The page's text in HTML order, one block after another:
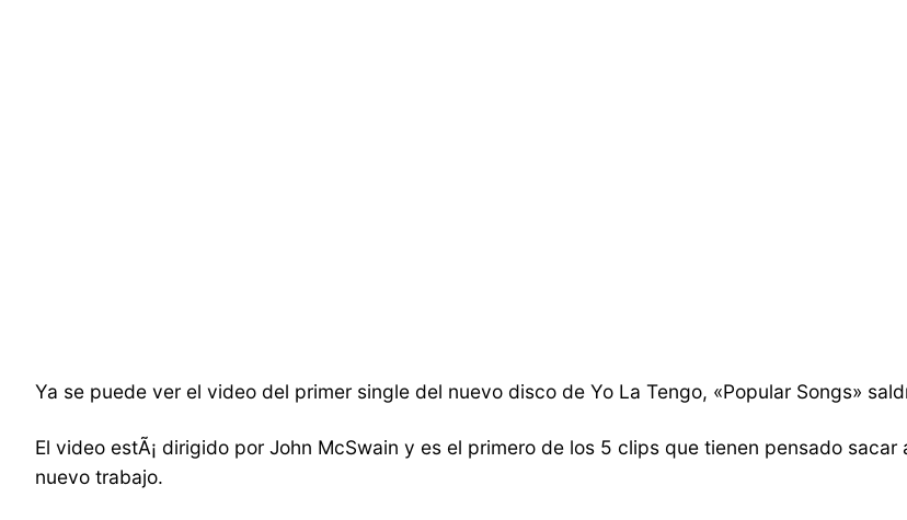
Ya se puede ver el video del primer single del nuevo disco de Yo La Tengo, «Popular Songs»
El video estÃ¡ dirigido por John McSwain y es el primero de los 5 clips que tienen pensado
nuevo trabajo.